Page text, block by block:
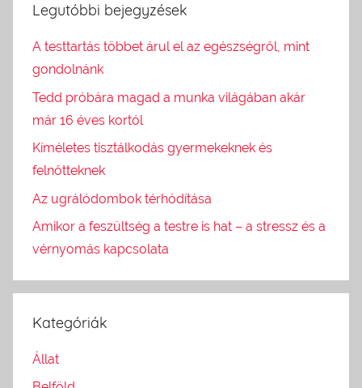
Legutóbbi bejegyzések
A testtartás többet árul el az egészségről, mint
gondolnánk
Tedd próbára magad a munka világában akár
már 16 éves kortól
Kíméletes tisztálkodás gyermekeknek és
felnőtteknek
Az ugrálódombok térhódítása
Amikor a feszültség a testre is hat – a stressz és a
vérnyomás kapcsolata
Kategóriák
Állat